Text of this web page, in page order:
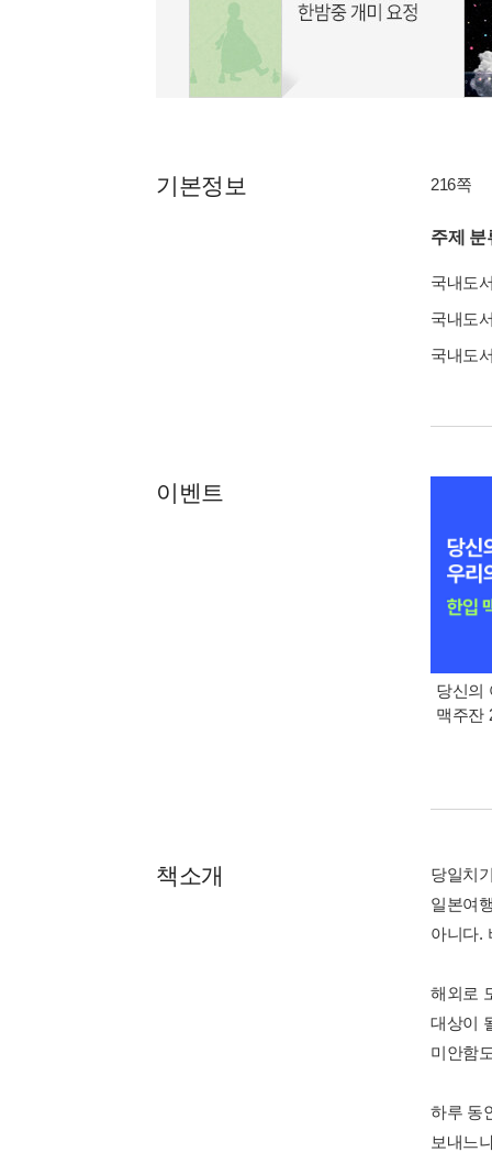
기본정보 216쪽
주제 분
국내도
국내도
국내도
이벤트
당신의
맥주잔
책소개
당일치
일본여
아니다.
해외로
대상이
미안함
하루 동
보내느